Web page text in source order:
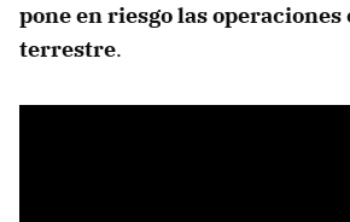
pone en riesgo las
terrestre.